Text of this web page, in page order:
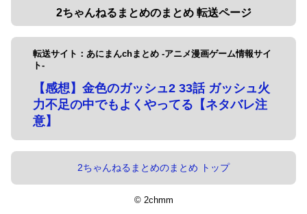
2ちゃんねるまとめのまとめ 転送ページ
転送サイト：あにまんchまとめ -アニメ漫画ゲーム情報サイ
ト-
【感想】金色のガッシュ2 33話 ガッシュ火
力不足の中でもよくやってる【ネタバレ注
意】
2ちゃんねるまとめのまとめ トップ
© 2chmm